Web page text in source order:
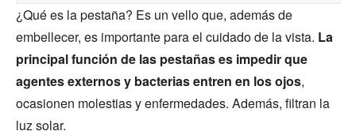
¿Qué es la pestaña? Es un vello que, además de
embellecer, es importante para el cuidado de la vista. La
principal función de las pestañas es impedir que
agentes externos y bacterias entren en los ojos,
ocasionen molestias y enfermedades. Además, filtran la
luz solar.